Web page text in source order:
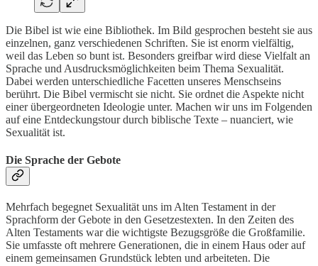
Die Bibel ist wie eine Bibliothek. Im Bild gesprochen besteht sie aus
einzelnen, ganz verschiedenen Schriften. Sie ist enorm vielfältig,
weil das Leben so bunt ist. Besonders greifbar wird diese Vielfalt an
Sprache und Ausdrucksmöglichkeiten beim Thema Sexualität.
Dabei werden unterschiedliche Facetten unseres Menschseins
berührt. Die Bibel vermischt sie nicht. Sie ordnet die Aspekte nicht
einer übergeordneten Ideologie unter. Machen wir uns im Folgenden
auf eine Entdeckungstour durch biblische Texte – nuanciert, wie
Sexualität ist.
Die Sprache der Gebote
Mehrfach begegnet Sexualität uns im Alten Testament in der
Sprachform der Gebote in den Gesetzestexten. In den Zeiten des
Alten Testaments war die wichtigste Bezugsgröße die Großfamilie.
Sie umfasste oft mehrere Generationen, die in einem Haus oder auf
einem gemeinsamen Grundstück lebten und arbeiteten. Die